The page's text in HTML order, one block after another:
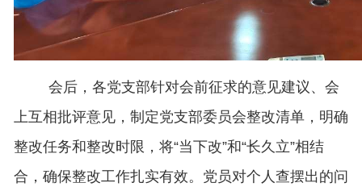
会后，各党支部针对会前征求的意见建议、会
上互相批评意见，制定党支部委员会整改清单，明确
整改任务和整改时限，将“当下改”和“长久立”相结
合，确保整改工作扎实有效。党员对个人查摆出的问